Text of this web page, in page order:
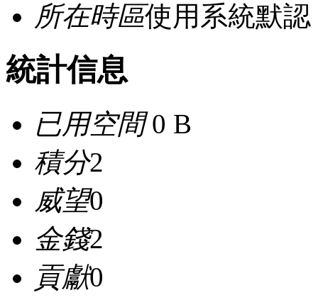
所在時區使用系統默認
統計信息
已用空間0 B
積分2
威望0
金錢2
貢獻0